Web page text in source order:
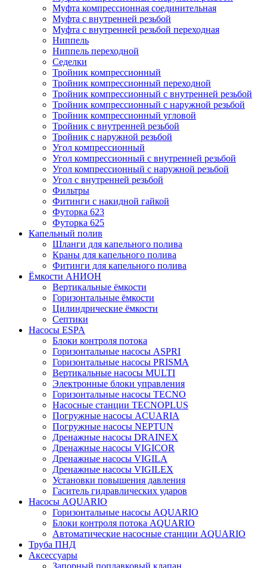
Муфта компрессионная соединительная
Муфта с внутренней резьбой
Муфта с внутренней резьбой переходная
Ниппель
Ниппель переходной
Седелки
Тройник компрессионный
Тройник компрессионный переходной
Тройник компрессионный с внутренней резьбой
Тройник компрессионный с наружной резьбой
Тройник компрессионный угловой
Тройник с внутренней резьбой
Тройник с наружной резьбой
Угол компрессионный
Угол компрессионный с внутренней резьбой
Угол компрессионный с наружной резьбой
Угол с внутренней резьбой
Фильтры
Фитинги с накидной гайкой
Футорка 623
Футорка 625
Капельный полив
Шланги для капельного полива
Краны для капельного полива
Фитинги для капельного полива
Ёмкости АНИОН
Вертикальные ёмкости
Горизонтальные ёмкости
Цилиндрические ёмкости
Септики
Насосы ESPA
Блоки контроля потока
Горизонтальные насосы ASPRI
Горизонтальные насосы PRISMA
Вертикальные насосы MULTI
Электронные блоки управления
Горизонтальные насосы TECNO
Насосные станции TECNOPLUS
Погружные насосы AСUARIA
Погружные насосы NEPTUN
Дренажные насосы DRAINEX
Дренажные насосы VIGICOR
Дренажные насосы VIGILA
Дренажные насосы VIGILEX
Установки повышения давления
Гаситель гидравлических ударов
Насосы AQUARIO
Горизонтальные насосы AQUARIO
Блоки контроля потока AQUARIO
Автоматические насосные станции AQUARIO
Труба ПНД
Аксессуары
Запорный поплавковый клапан